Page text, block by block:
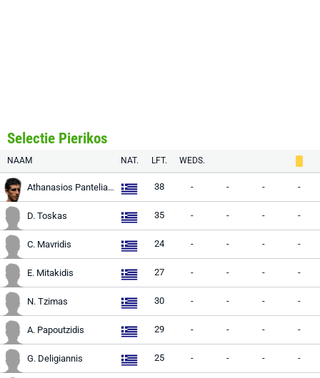
Selectie Pierikos
NAAM NAT. LFT. WEDS.
Athanasios Panteliadis 38 - - - -
D. Toskas 35 - - - -
C. Mavridis 24 - - - -
E. Mitakidis 27 - - - -
N. Tzimas 30 - - - -
A. Papoutzidis 29 - - - -
G. Deligiannis 25 - - - -